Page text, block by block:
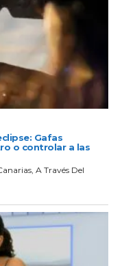
Gafas
o controlar a las
A Través Del